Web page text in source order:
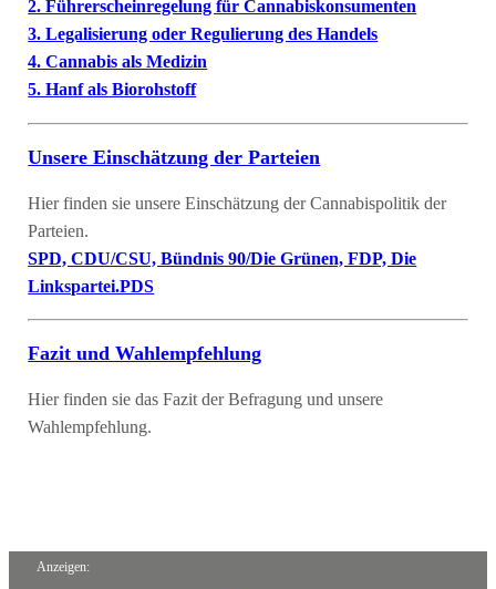
2. Führerscheinregelung für Cannabiskonsumenten
3. Legalisierung oder Regulierung des Handels
4. Cannabis als Medizin
5. Hanf als Biorohstoff
Unsere Einschätzung der Parteien
Hier finden sie unsere Einschätzung der Cannabispolitik der
Parteien.
SPD, CDU/CSU, Bündnis 90/Die Grünen, FDP, Die
Linkspartei.PDS
Fazit und Wahlempfehlung
Hier finden sie das Fazit der Befragung und unsere
Wahlempfehlung.
Anzeigen: